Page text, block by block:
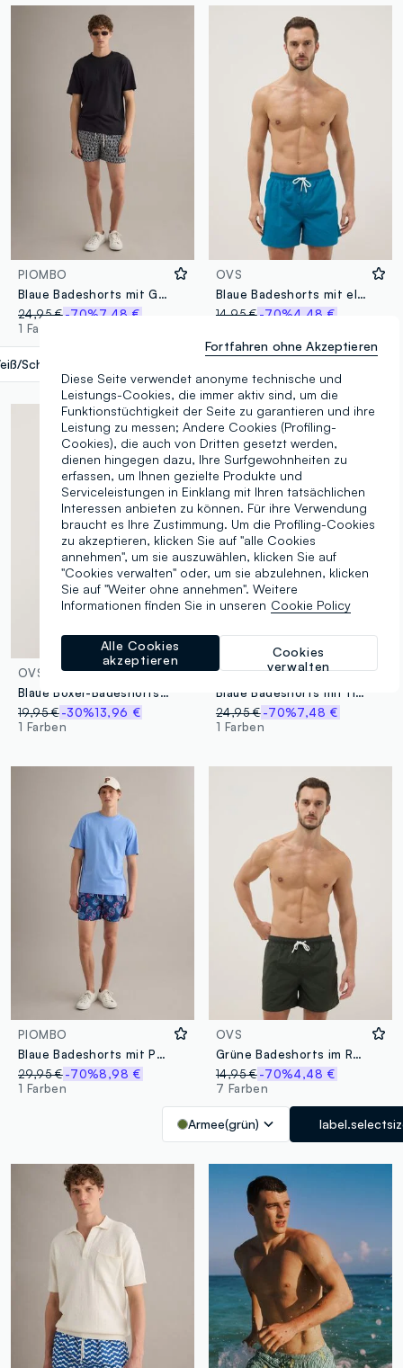
PIOMBO
Blaue Badeshorts mit Grafikprint
24,95 €-70%7,48 €
1 Farben
Schwarz
OVS
Blaue Badeshorts mit elastischem Bund
14,95 €-70%4,48 €
OVS
Blaue Boxer-Badeshorts mit mehrfarbigem Farbverlauf-Print
19,95 €-30%13,96 €
1 Farben
PIOMBO
Blaue Badeshorts mit floralem Print
24,95 € -70%7,48 €
1 Farben
PIOMBO
Blaue Badeshorts mit Paisley-Print
29,95 €-70%8,98 €
1 Farben
OVS
Grüne Badeshorts im Regular Fit mit Kordelzug
14,95 € -70%4,48 €
7 Farben
Armee(grün)
Diese Seite verwendet anonyme technische und
Leistungs-Cookies, die immer aktiv sind, um die
Funktionstüchtigkeit der Seite zu garantieren und ihre
Leistung zu messen; Andere Cookies (Profiling-
Cookies), die auch von Dritten gesetzt werden,
dienen hingegen dazu, Ihre Surfgewohnheiten zu
erfassen, um Ihnen gezielte Produkte und
Serviceleistungen in Einklang mit Ihren tatsächlichen
Interessen anbieten zu können. Für ihre Verwendung
braucht es Ihre Zustimmung. Um die Profiling-Cookies
zu akzeptieren, klicken Sie auf "alle Cookies
annehmen", um sie auszuwählen, klicken Sie auf
"Cookies verwalten" oder, um sie abzulehnen, klicken
Sie auf "Weiter ohne annehmen". Weitere
Informationen finden Sie in unseren Cookie Policy
Cookies
verwalten
Alle Cookies
akzeptieren
Fortfahren ohne Akzeptieren